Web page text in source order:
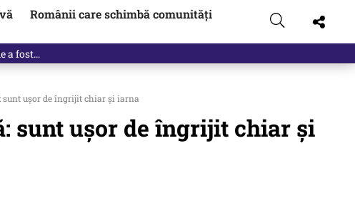
Românii care schimbă comunități
sunt ușor de îngrijit chiar și iarna
sunt ușor de îngrijit chiar și